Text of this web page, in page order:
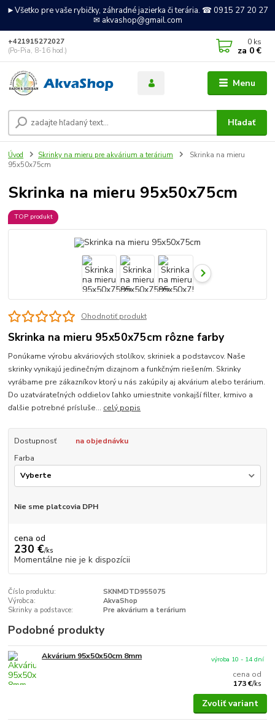
►Všetko pre vaše rybičky, záhradné jazierka či terária. ☎ 0915 27 20 27
✉ akvashop@gmail.com
Menu
Hľadať
+421915272027
(Po-Pia, 8-16 hod.)
0 ks
za 0 €
Úvod Skrinky na mieru pre akvárium a terárium
Skrinka na mieru
95x50x75cm
Skrinka na mieru 95x50x75cm
TOP produkt
Ohodnotiť produkt
Skrinka na mieru 95x50x75cm rôzne farby
Ponúkame výrobu akváriových stolíkov, skriniek a podstavcov. Naše
skrinky vynikajú jedinečným dizajnom a funkčným riešením. Skrinky
vyrábame pre zákazníkov ktorý u nás zakúpily aj akvárium alebo terárium.
Do uzatvárateľných oddielov ľahko umiestnite vonkajší filter, krmivo a
ďalšie potrebné prísluše... celý popis
Dostupnosť
na objednávku
Farba
Nie sme platcovia DPH
cena od
230 €/ks
Momentálne nie je k dispozícii
Číslo produktu:
SKNMDTD955075
Výrobca:
AkvaShop
Skrinky a podstavce:
Pre akvárium a terárium
Podobné produkty
Akvárium 95x50x50cm 8mm
cena od
173 €/ks
výroba 10 - 14 dní
Zvoliť variant